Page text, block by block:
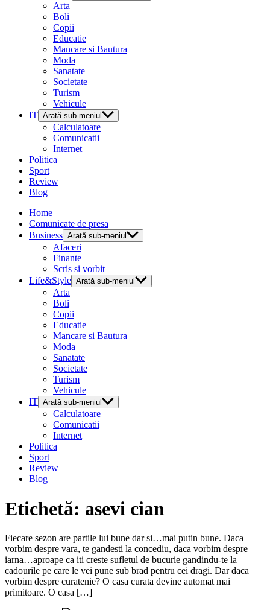
Arta
Boli
Copii
Educatie
Mancare si Bautura
Moda
Sanatate
Societate
Turism
Vehicule
IT Arată sub-meniul
Calculatoare
Comunicatii
Internet
Politica
Sport
Review
Blog
Home
Comunicate de presa
Business Arată sub-meniul
Afaceri
Finante
Scris si vorbit
Life&Style Arată sub-meniul
Arta
Boli
Copii
Educatie
Mancare si Bautura
Moda
Sanatate
Societate
Turism
Vehicule
IT Arată sub-meniul
Calculatoare
Comunicatii
Internet
Politica
Sport
Review
Blog
Etichetă: asevi cian
Fiecare sezon are partile lui bune dar si…mai putin bune. Daca
vorbim despre vara, te gandesti la concediu, daca vorbim despre
iarna…aproape ca iti creste sufletul de bucurie gandindu-te la
cadourile pe care le vei pune sub brad pentru cei dragi. Dar daca
vorbim despre curatenie? O casa curata devine automat mai
primitoare. O casa […]